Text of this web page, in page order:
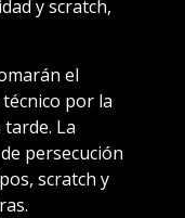
y scratch,
el
por la
La
persecución
scratch y